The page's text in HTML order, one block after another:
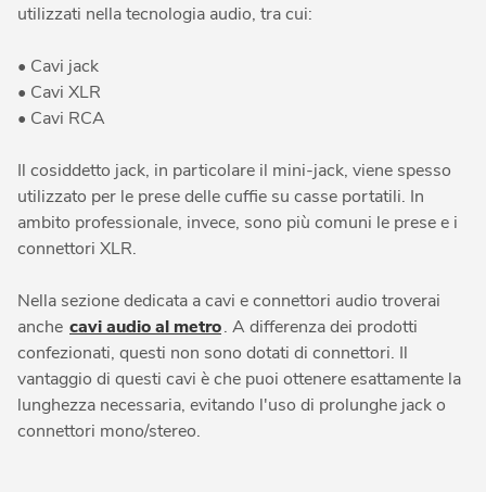
utilizzati nella tecnologia audio, tra cui:
• Cavi jack
• Cavi XLR
• Cavi RCA
Il cosiddetto jack, in particolare il mini-jack, viene spesso
utilizzato per le prese delle cuffie su casse portatili. In
ambito professionale, invece, sono più comuni le prese e i
connettori XLR.
Nella sezione dedicata a cavi e connettori audio troverai
anche cavi audio al metro. A differenza dei prodotti
confezionati, questi non sono dotati di connettori. Il
vantaggio di questi cavi è che puoi ottenere esattamente la
lunghezza necessaria, evitando l'uso di prolunghe jack o
connettori mono/stereo.